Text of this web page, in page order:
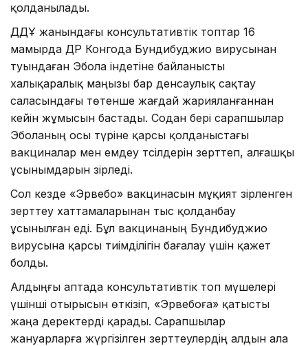
қолданылады.
ДДҰ жанындағы консультативтік топтар 16
мамырда ДР Конгода Бундибуджио вирусынан
туындаған Эбола індетіне байланысты
халықаралық маңызы бар денсаулық сақтау
саласындағы төтенше жағдай жарияланғаннан
кейін жұмысын бастады. Содан бері сарапшылар
Эболаның осы түріне қарсы қолданыстағы
вакциналар мен емдеу тәсілдерін зерттеп, алғашқы
ұсынымдарын әзірледі.
Сол кезде «Эрвебо» вакцинасын мұқият әзірленген
зерттеу хаттамаларынан тыс қолданбау
ұсынылған еді. Бұл вакцинаның Бундибуджио
вирусына қарсы тиімділігін бағалау үшін қажет
болды.
Алдыңғы аптада консультативтік топ мүшелері
үшінші отырысын өткізіп, «Эрвебоға» қатысты
жаңа деректерді қарады. Сарапшылар
жануарларға жүргізілген зерттеулердің алдын ала